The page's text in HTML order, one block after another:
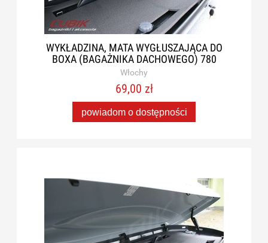
WYKŁADZINA, MATA WYGŁUSZAJĄCA DO
BOXA (BAGAŻNIKA DACHOWEGO) 780
Włochy
69,00 zł
powiadom o dostępności